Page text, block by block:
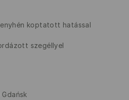
koptatott hatással
szegéllyel